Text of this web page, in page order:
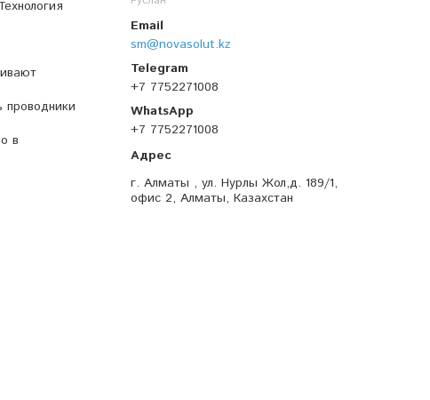
sm@novasolut.kz
+7 7752271008
+7 7752271008
г. Алматы , ул. Нурлы Жол,д. 189/1,
офис 2, Алматы, Казахстан
проводники
в